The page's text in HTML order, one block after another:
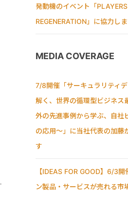
発動機のイベント「
REGENERATION」に協力し
MEDIA COVERAGE
7/8開催「サーキュラリティ
解く、世界の循環型ビジネス
外の先進事例から学ぶ、自社
の応用〜」に当社代表の加藤
す
【IDEAS FOR GOOD】6/3開
ン製品・サービスが売れる市